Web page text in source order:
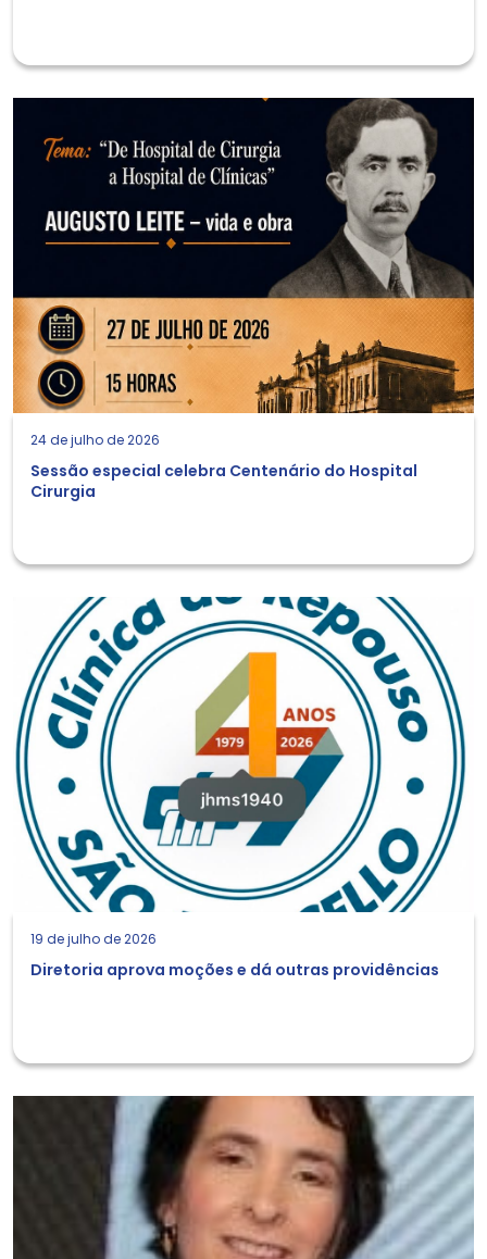
24 de julho de 2026
Sessão especial celebra Centenário do Hospital
Cirurgia
19 de julho de 2026
Diretoria aprova moções e dá outras providências